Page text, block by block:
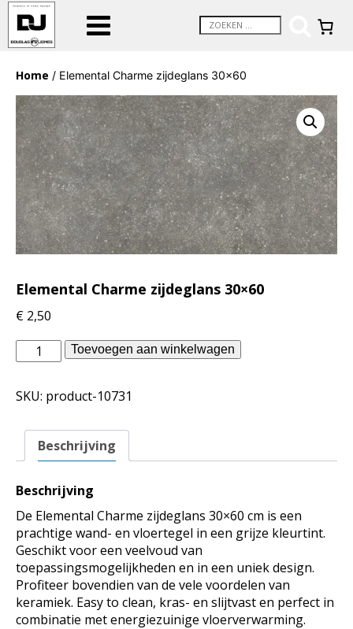
Home / Elemental Charme zijdeglans 30×60
Elemental Charme zijdeglans 30×60
€ 2,50
Douglas
Jones
-
Charme
zijdeglans
aantal
Toevoegen aan winkelwagen
SKU: product-10731
Beschrijving
Beschrijving
De Elemental Charme zijdeglans 30×60 cm is een
prachtige wand- en vloertegel in een grijze kleurtint.
Geschikt voor een veelvoud van
toepassingsmogelijkheden en in een uniek design.
Profiteer bovendien van de vele voordelen van
keramiek. Easy to clean, kras- en slijtvast en perfect in
combinatie met energiezuinige vloerverwarming.